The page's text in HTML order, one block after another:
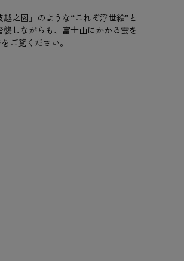
之図」のような“これぞ浮世絵”と
しながらも、富士山にかかる雲を
ご覧ください。